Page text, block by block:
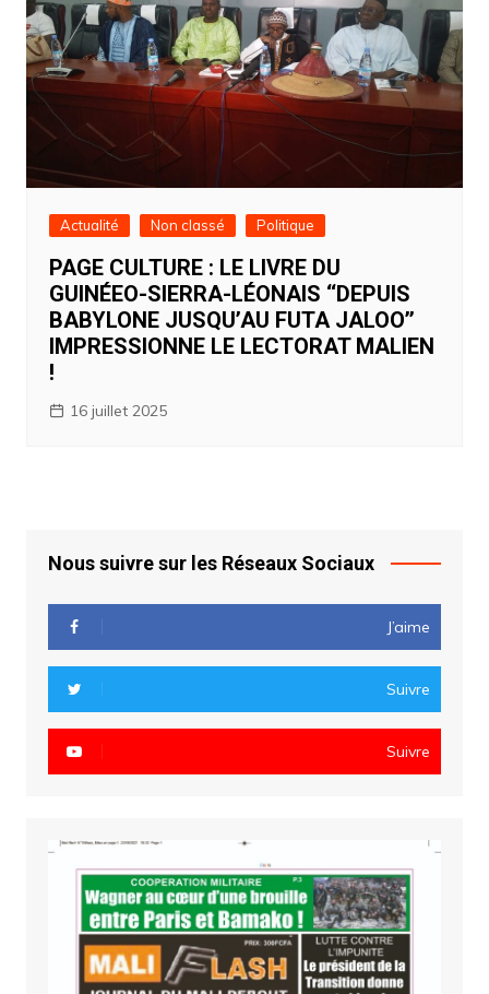
Actualité Non classé Politique
PAGE CULTURE : LE LIVRE DU
GUINÉEO-SIERRA-LÉONAIS ‘‘DEPUIS
BABYLONE JUSQU’AU FUTA JALOO’’
IMPRESSIONNE LE LECTORAT MALIEN
!
16 juillet 2025
Nous suivre sur les Réseaux Sociaux
J’aime
Suivre
Suivre